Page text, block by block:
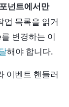
넌트에서만
업 목록을 읽거
변경하는 이
해야 합니다.
이벤트 핸들러